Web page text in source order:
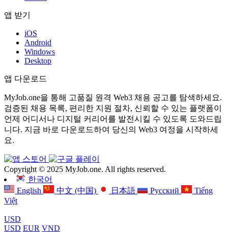
앱 받기
iOS
Android
Windows
Desktop
앱 다운로드
MyJob.one을 통해 고품질 원격 Web3 채용 공고를 탐색하세요.
검증된 채용 목록, 편리한 지원 절차, 신뢰할 수 있는 플랫폼이
언제 어디서나 디지털 커리어를 발전시킬 수 있도록 도와드립
니다. 지금 바로 다운로드하여 당신의 Web3 여정을 시작하세
요.
Copyright © 2025 MyJob.one. All rights reserved.
한국어
English
中文 (中国) 日本語 Русский
Tiếng
Việt
USD
USD EUR VND